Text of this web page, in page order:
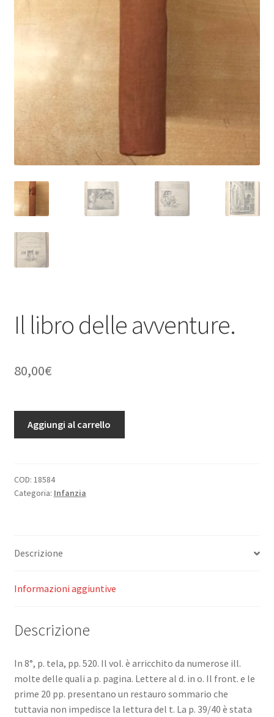
Il libro delle avventure.
80,00€
quantità
Aggiungi al carrello
COD: 18584
Categoria: Infanzia
Descrizione
Informazioni aggiuntive
Descrizione
In 8°, p. tela, pp. 520. Il vol. è arricchito da numerose ill.
molte delle quali a p. pagina. Lettere al d. in o. Il front. e le
prime 20 pp. presentano un restauro sommario che
tuttavia non impedisce la lettura del t. La p. 39/40 è stata